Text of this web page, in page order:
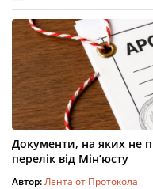
Документи, на яких не
перелік від Мін’юсту
Автор:Лента от Протокола